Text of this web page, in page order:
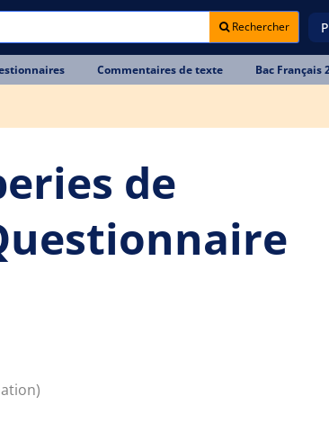
Rechercher
Commentaires de texte Bac Français
de